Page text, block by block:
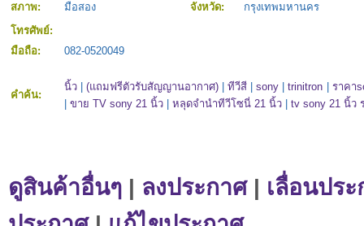
สภาพ:
มือสอง จังหวัด:
กรุงเทพมหานคร
โทรศัพย์:
มือถือ:
082-0520049
คำค้น:
นิ้ว |(แถมฟรีตัวรับสัญญานอากาศ) |ทีวีสี |sony |trinitron
ราคา
ขาย TV sony 21 นิ้ว หลุดจำนำทีวีโซนี่ 21 นิ้ว tv sony 21 นิ้ว
ดูสินค้าอื่นๆ | ลงประกาศ| เลื่อนปร